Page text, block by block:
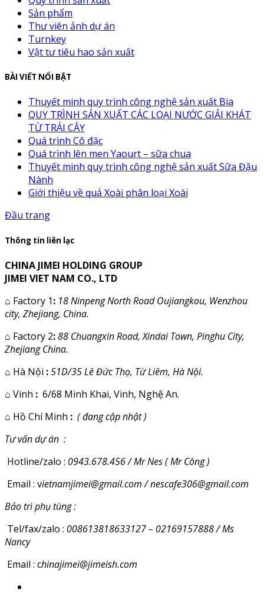
Sản phẩm
Thư viên ảnh dự án
Turnkey
Vật tư tiêu hao sản xuất
BÀI VIẾT NỔI BẬT
Thuyết minh quy trình công nghệ sản xuất Bia
QUY TRÌNH SẢN XUẤT CÁC LOẠI NƯỚC GIẢI KHÁT
TỪ TRÁI CÂY
Quá trình Cô đặc
Quá trình lên men Yaourt – sữa chua
Thuyết minh quy trình công nghệ sản xuất Sữa Đậu
Nành
Giới thiệu về quả Xoài phân loại Xoài
Đầu trang
Thông tin liên lạc
CHINA JIMEI HOLDING GROUP
JIMEI VIET NAM CO., LTD
⌂ Factory 1: 18 Ninpeng North Road Oujiangkou, Wenzhou
city, Zhejiang, China.
⌂ Factory 2:88 Chuangxin Road, Xindai Town, Pinghu City,
Zhejiang China.
⌂ Hà Nội :51D/35 Lê Đức Thọ, Từ Liêm, Hà Nội.
⌂ Vinh : 6/68 Minh Khai, Vinh, Nghệ An.
⌂ Hồ Chí Minh : ( đang cập nhật )
Tư vấn dự án :
Hotline/zalo : 0943.678.456 / Mr Nes ( Mr Công )
Email : vietnamjimei@gmail.com / nescafe306@gmail.com
Bảo trì phụ tùng :
Tel/fax/zalo : 008613818633127 – 02169157888 / Ms
Nancy
Email : chinajimei@jimeish.com